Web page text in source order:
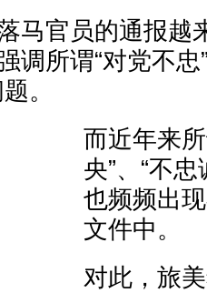
马官员的通报越
调所谓“对党不忠
。
而近年来
央”、“不
也频频出
文件中。
对此，旅